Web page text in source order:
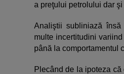
a preţului petrolului dar
Analiştii subliniază
multe incertitudini
până la comportamentul
Plecând de la ipoteza